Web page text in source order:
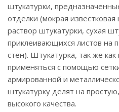
штукатурки,
отделки (мокрая
раствор штукатурки, сухая
приклеивающихся листов на
стен). Штукатурка, так же
применяться с помощью
армированной и
штукатурку делят на
высокого качества.